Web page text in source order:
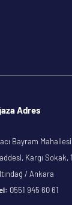
Adres
Bayram
Kargı Sokak,
/ Ankara
0551 945 60 61